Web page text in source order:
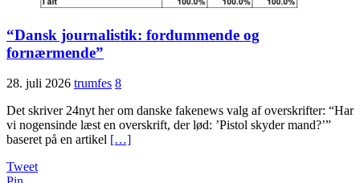
“Dansk journalistik: fordummende og
fornærmende”
28. juli 2026 trumfes 8
Det skriver 24nyt her om danske fakenews valg af overskrifter: “Har
vi nogensinde læst en overskrift, der lød: ’Pistol skyder mand?’”
baseret på en artikel […]
Tweet